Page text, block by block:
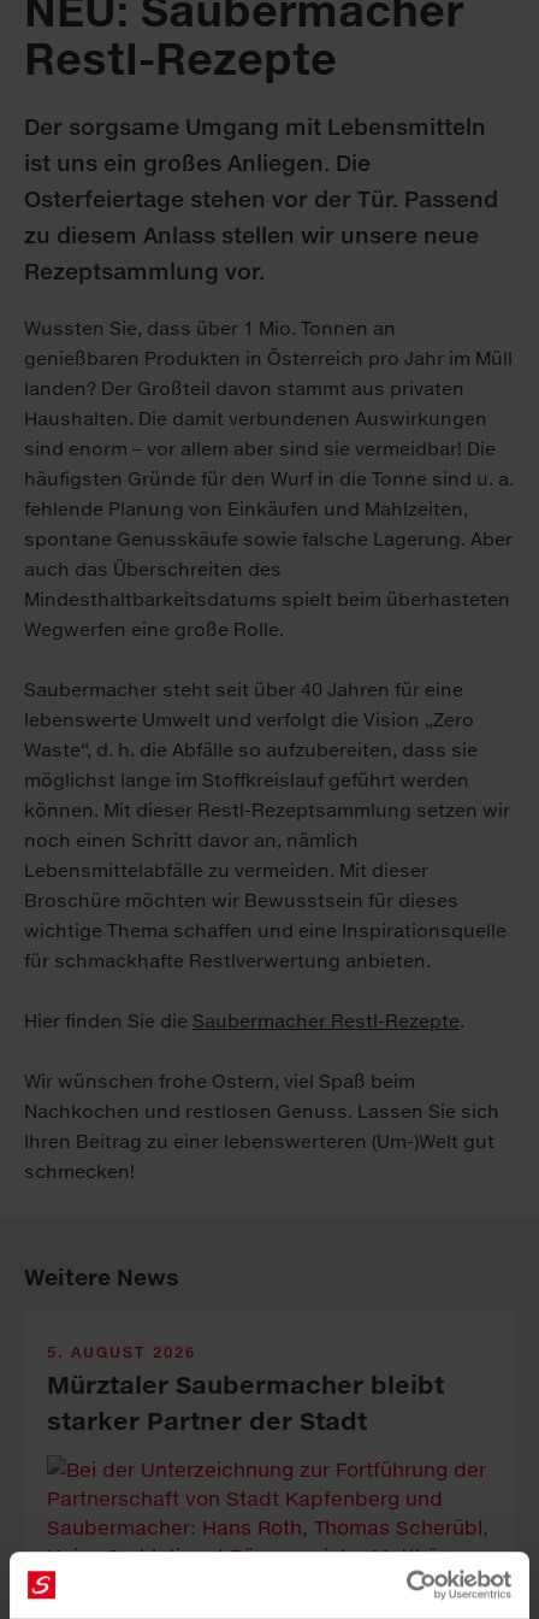
NEU: Saubermacher
Restl-Rezepte
Der sorgsame Umgang mit Lebensmitteln
ist uns ein großes Anliegen. Die
Osterfeiertage stehen vor der Tür. Passend
zu diesem Anlass stellen wir unsere neue
Rezeptsammlung vor.
Wussten Sie, dass über 1 Mio. Tonnen an
genießbaren Produkten in Österreich pro Jahr im Müll
landen? Der Großteil davon stammt aus privaten
Haushalten. Die damit verbundenen Auswirkungen
sind enorm – vor allem aber sind sie vermeidbar! Die
häufigsten Gründe für den Wurf in die Tonne sind u. a.
fehlende Planung von Einkäufen und Mahlzeiten,
spontane Genusskäufe sowie falsche Lagerung. Aber
auch das Überschreiten des
Mindesthaltbarkeitsdatums spielt beim überhasteten
Wegwerfen eine große Rolle.
Saubermacher steht seit über 40 Jahren für eine
lebenswerte Umwelt und verfolgt die Vision „Zero
Waste“, d. h. die Abfälle so aufzubereiten, dass sie
möglichst lange im Stoffkreislauf geführt werden
können. Mit dieser Restl-Rezeptsammlung setzen wir
noch einen Schritt davor an, nämlich
Lebensmittelabfälle zu vermeiden. Mit dieser
Broschüre möchten wir Bewusstsein für dieses
wichtige Thema schaffen und eine Inspirationsquelle
für schmackhafte Restlverwertung anbieten.
Hier finden Sie die Saubermacher Restl-Rezepte.
Wir wünschen frohe Ostern, viel Spaß beim
Nachkochen und restlosen Genuss. Lassen Sie sich
Ihren Beitrag zu einer lebenswerteren (Um-)Welt gut
schmecken!
Weitere News
5. AUGUST 2026
Mürztaler Sauber­macher bleibt
starker Part­ner der Stadt